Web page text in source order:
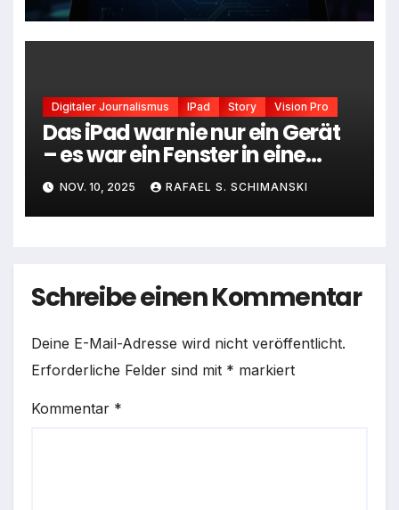
Digitaler Journalismus IPad Story Vision Pro
Das iPad war nie nur ein Gerät
– es war ein Fenster in eine
neue Dimension
NOV. 10, 2025 RAFAEL S. SCHIMANSKI
Schreibe einen Kommentar
Deine E-Mail-Adresse wird nicht veröffentlicht.
Erforderliche Felder sind mit * markiert
Kommentar *